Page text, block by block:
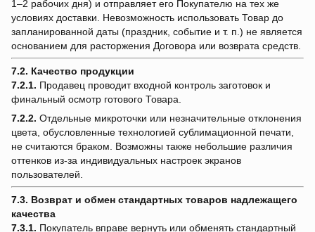
1–2 рабочих дня) и отправляет его Покупателю на тех же
условиях доставки. Невозможность использовать Товар до
запланированной даты (праздник, событие и т. п.) не является
основанием для расторжения Договора или возврата средств.
7.2. Качество продукции
7.2.1. Продавец проводит входной контроль заготовок и
финальный осмотр готового Товара.
7.2.2. Отдельные микроточки или незначительные отклонения
цвета, обусловленные технологией сублимационной печати,
не считаются браком. Возможны также небольшие различия
оттенков из-за индивидуальных настроек экранов
пользователей.
7.3. Возврат и обмен стандартных товаров надлежащего
качества
7.3.1. Покупатель вправе вернуть или обменять стандартный